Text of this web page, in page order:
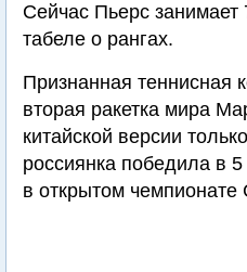
Сейчас Пьерс
табеле о рангах.
Признанная теннисная
вторая ракетка мира
китайской версии
россиянка победила в
в открытом